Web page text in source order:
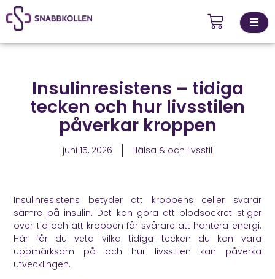
Kontakta
oss
Insulinresistens – tidiga
tecken och hur livsstilen
påverkar kroppen
juni 15, 2026 Hälsa & och livsstil
Insulinresistens betyder att kroppens celler svarar
sämre på insulin. Det kan göra att blodsockret stiger
över tid och att kroppen får svårare att hantera energi.
Här får du veta vilka tidiga tecken du kan vara
uppmärksam på och hur livsstilen kan påverka
utvecklingen.